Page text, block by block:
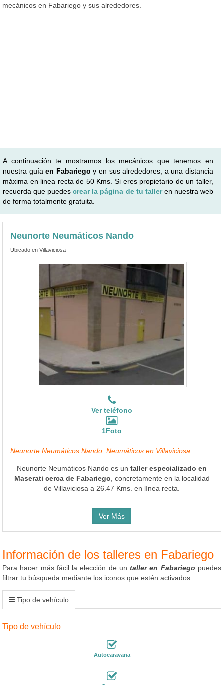
mecánicos en Fabariego y sus alrededores.
A continuación te mostramos los mecánicos que tenemos en
nuestra guíaen Fabariego y en sus alrededores, a una distancia
máxima en linea recta de 50 Kms. Si eres propietario de un taller,
recuerda que puedescrear la página de tu talleren nuestra web
de forma totalmente gratuita.
Neunorte Neumáticos Nando
Ubicado en Villaviciosa
Ver teléfono
1Foto
Neunorte Neumáticos Nando, Neumáticos en Villaviciosa
Neunorte Neumáticos Nando es un taller especializado en
Maserati cerca de Fabariego , concretamente en la localidad
de Villaviciosa a 26.47 Kms. en línea recta.
Ver Más
Información de los talleres en Fabariego
Para hacer más fácil la elección de untaller en Fabariego puedes
filtrar tu búsqueda mediante los iconos que estén activados:
Tipo de vehículo
Tipo de vehículo
Autocaravana